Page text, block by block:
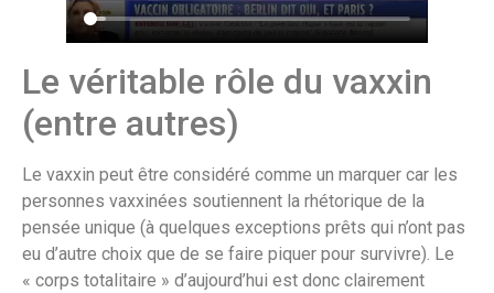
Le véritable rôle du vaxxin
(entre autres)
Le vaxxin peut être considéré comme un marquer car les
personnes vaxxinées soutiennent la rhétorique de la
pensée unique (à quelques exceptions prêts qui n’ont pas
eu d’autre choix que de se faire piquer pour survivre). Le
« corps totalitaire » d’aujourd’hui est donc clairement